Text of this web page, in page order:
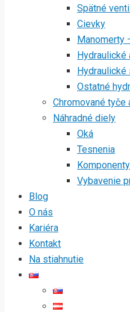
Spätné
Cievky
Manomerty
Hydraulické
Hydraulické
Ostatné
Chromované tyče
Náhradné diely
Oká
Tesnenia
Vybavenie
Blog
O nás
Kariéra
Kontakt
Na stiahnutie